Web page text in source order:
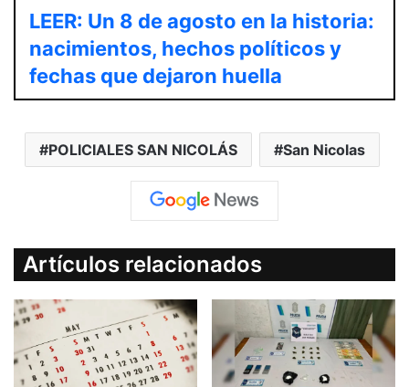
LEER: Un 8 de agosto en la historia:
nacimientos, hechos políticos y
fechas que dejaron huella
POLICIALES SAN NICOLÁS San Nicolas
Artículos relacionados